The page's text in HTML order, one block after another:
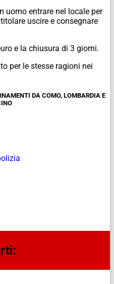
uomo entrare nel locale per
uscire e consegnare
e la chiusura di 3 giorni.
per le stesse ragioni nei
DA COMO, LOMBARDIA E